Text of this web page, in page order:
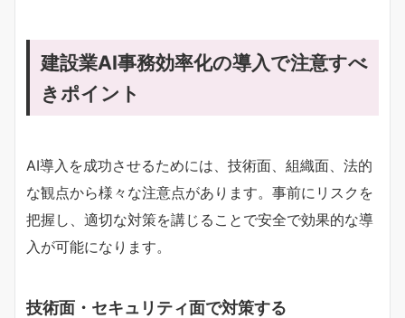
建設業AI事務効率化の導入で注意すべ
きポイント
AI導入を成功させるためには、技術面、組織面、法的
な観点から様々な注意点があります。事前にリスクを
把握し、適切な対策を講じることで安全で効果的な導
入が可能になります。
技術面・セキュリティ面で対策する